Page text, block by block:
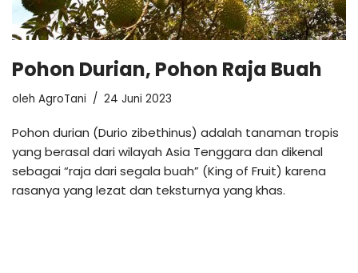
Pohon Durian, Pohon Raja Buah
oleh AgroTani 24 Juni 2023
Pohon durian (Durio zibethinus) adalah tanaman tropis
yang berasal dari wilayah Asia Tenggara dan dikenal
sebagai “raja dari segala buah” (King of Fruit) karena
rasanya yang lezat dan teksturnya yang khas.